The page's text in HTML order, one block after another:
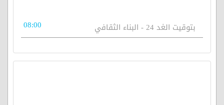
بتوقيت الغد 24 - البناء الثقافي 08:00